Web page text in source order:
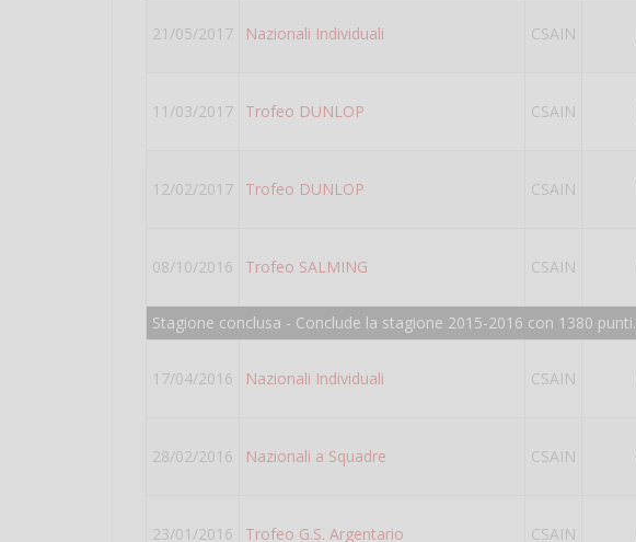
21/05/2017 Nazionali Individuali CSAIN
11/03/2017 Trofeo DUNLOP CSAIN
12/02/2017 Trofeo DUNLOP CSAIN
08/10/2016 Trofeo SALMING CSAIN
Stagione conclusa - Conclude la stagione 2015-2016 con 1380 punti.
17/04/2016 Nazionali Individuali CSAIN
28/02/2016 Nazionali a Squadre CSAIN
23/01/2016 Trofeo G.S. Argentario CSAIN